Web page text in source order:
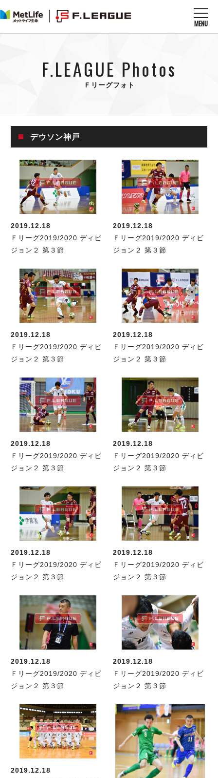
MENU
すべてのニュース
クラブ
チケット
メディア情報
フットサル日本代表
その他
試合を観る MATCHES
順位表
警告・退場・出場停止選手
個人ランキング｜ゴール
個人ランキング｜シュート
個人ランキング｜シュート成功率
個人ランキング｜第2PK
メットライフ生命Ｆ２リーグ
試合日程
順位表
戦績表
警告・退場・出場停止選手
個人ランキング｜ゴール
個人ランキング｜シュート
個人ランキング｜シュート成功率
個人ランキング｜第2PK
メットライフ生命Ｆ１リーグ
エスポラーダ北海道
バルドラール浦安
フウガドールすみだ
しながわシティ
立川アスレティックFC
ペスカドーラ町田
湘南ベルマーレ
ボアルース長野
名古屋オーシャンズ
シュライカー大阪
ボルクバレット北九州
バサジィ大分
メットライフ生命Ｆ２リーグ
ヴォスクオーレ仙台
リガーレヴィア葛飾
Y．S．C．C．横浜
ヴィンセドール白山
アグレミーナ浜松
デウソン神戸
ポルセイド浜田
ミラクルスマイル新居浜
チケットを買う
アリーナ情報 ARENA
リーグ概要 ABOUT US
リーグ概要
日本フットサルリーグについて
大会概要
リーグ要項
クラブライセンス関連
アリーナ観戦マナー&ルール
過去の記録
過去の試合記録
ディビジョン1 試合記録
ディビジョン2 試合記録
Ｆリーグカップ 試合記録
リーグ統計データ
記念ゴール
ハットトリック
担当審判員
選手の通算記録（Ｆ１）
エスポラーダ北海道
バルドラール浦安
フウガドールすみだ
しながわシティ
立川アスレティックFC
ペスカドーラ町田
湘南ベルマーレ
ボアルース長野
名古屋オーシャンズ
シュライカー大阪
ボルクバレット北九州
バサジィ大分
選手の通算記録（Ｆ２）
ヴォスクオーレ仙台
マルバ水戸FC
リガーレヴィア葛飾
ヴィンセドール白山
アグレミーナ浜松
デウソン神戸
ポルセイド浜田
プロジェクト PROJECT
ABeam AWARD
DIVISION01
DIVISION02
FOLLOW US!
F.LEAGUE Photos
Ｆリーグフォト
デウソン神戸
2019.12.18
Ｆリーグ2019/2020 ディビ
ジョン２ 第３節
2019.12.18
Ｆリーグ2019/2020 ディビ
ジョン２ 第３節
2019.12.18
Ｆリーグ2019/2020 ディビ
ジョン２ 第３節
2019.12.18
Ｆリーグ2019/2020 ディビ
ジョン２ 第３節
2019.12.18
Ｆリーグ2019/2020 ディビ
ジョン２ 第３節
2019.12.18
Ｆリーグ2019/2020 ディビ
ジョン２ 第３節
2019.12.18
Ｆリーグ2019/2020 ディビ
ジョン２ 第３節
2019.12.18
Ｆリーグ2019/2020 ディビ
ジョン２ 第３節
2019.12.18
Ｆリーグ2019/2020 ディビ
ジョン２ 第３節
2019.12.18
Ｆリーグ2019/2020 ディビ
ジョン２ 第３節
2019.12.18